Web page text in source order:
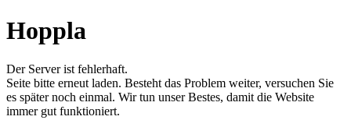
Hoppla
Der Server ist fehlerhaft.
Seite bitte erneut laden. Besteht das Problem weiter, versuchen Sie
es später noch einmal. Wir tun unser Bestes, damit die Website
immer gut funktioniert.